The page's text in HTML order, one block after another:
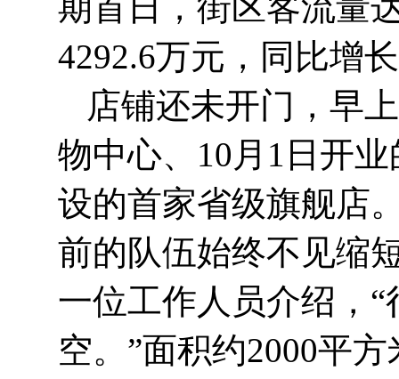
4292.6万元，同比增
店铺还未开门，早
物中心、10月1日开
设的首家省级旗舰店
前的队伍始终不见缩
一位工作人员介绍，
空。”面积约2000平